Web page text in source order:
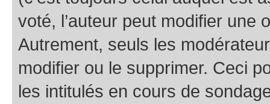
voté, l’auteur peut modifier une
Autrement, seuls les
modifier ou le supprimer. Ceci
les intitulés en cours de